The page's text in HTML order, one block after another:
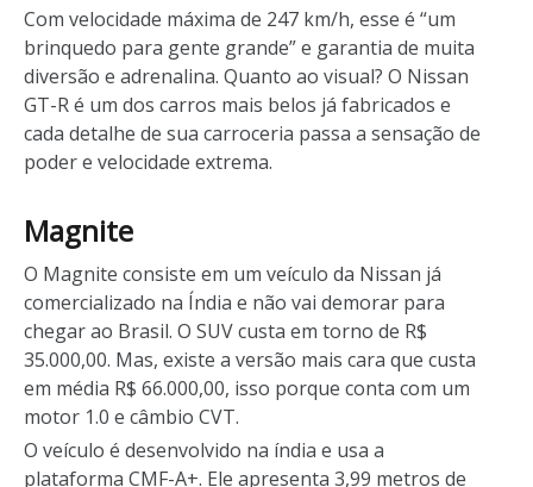
Com velocidade máxima de 247 km/h, esse é “um
brinquedo para gente grande” e garantia de muita
diversão e adrenalina. Quanto ao visual? O Nissan
GT-R é um dos carros mais belos já fabricados e
cada detalhe de sua carroceria passa a sensação de
poder e velocidade extrema.
Magnite
O Magnite consiste em um veículo da Nissan já
comercializado na Índia e não vai demorar para
chegar ao Brasil. O SUV custa em torno de R$
35.000,00. Mas, existe a versão mais cara que custa
em média R$ 66.000,00, isso porque conta com um
motor 1.0 e câmbio CVT.
O veículo é desenvolvido na índia e usa a
plataforma CMF-A+. Ele apresenta 3,99 metros de